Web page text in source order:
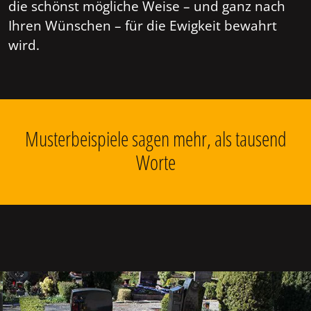
die schönst mögliche Weise – und ganz nach
Ihren Wünschen – für die Ewigkeit bewahrt
wird.
Musterbeispiele sagen mehr, als tausend
Worte